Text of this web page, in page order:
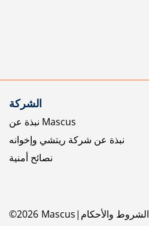
الشركة
نبذة عن Mascus
نبذة عن شركة ريتشي وإخوانه
نصائح أمنية
©2026 Mascus الشروط والأحكام